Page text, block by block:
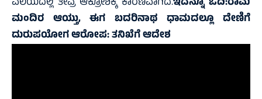
ಮಂದಿರ ಆಯ್ತು, ಈಗ ಬದರಿನಾಥ ಧಾಮದಲ್ಲೂ ದೇಣಿಗೆ
ದುರುಪಯೋಗ ಆರೋಪ: ತನಿಖೆಗೆ ಆದೇಶ